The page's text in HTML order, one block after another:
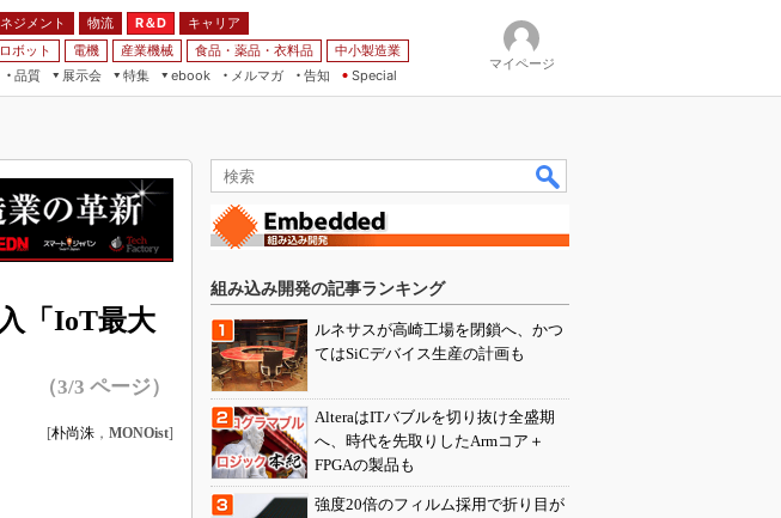
ジメント 物流 R＆D
キャリア
ロボット 電機 産業機械 食品・薬品・衣料品
中小製造業
品質
展示会
グ
特集
ebook
ント
メルマガ
告知 Special
マイページ
「IoT最大
（3/3 ページ）
[朴尚洙 ， MONOist]
組み込み開発の記事ランキング
ルネサスが高崎工場を閉鎖へ、かつ
てはSiCデバイス生産の計画も
AlteraはITバブルを切り抜け全盛期
へ、時代を先取りしたArmコア＋
FPGAの製品も
強度20倍のフィルム採用で折り目が